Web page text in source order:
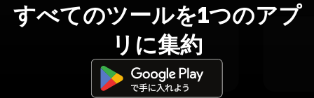
すべてのツールを1つのアプ
リに集約